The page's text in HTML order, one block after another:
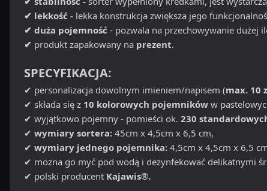
✔ lekkość - lekka konstrukcja zwiększa jego
✔ duża pojemność - pozwala na przechowywanie dużej
✔ produkt zapakowany na prezent.
SPECYFIKACJA:
✔ personalizacja dowolnym imieniem/napisem (max. 10
✔ składa się z 10 kolorowych pojemników w
✔ wyjątkowo pojemny - pomieści ok. 230
✔ wymiary sortera: 45cm x 4,5cm x 6,5 cm,
✔ wymiary jednego pojemnika: 4,5cm x 4,5cm x 6,5
✔ można go myć pod wodą i dezynfekować delikatnymi
✔ polski producent Kajawis®.